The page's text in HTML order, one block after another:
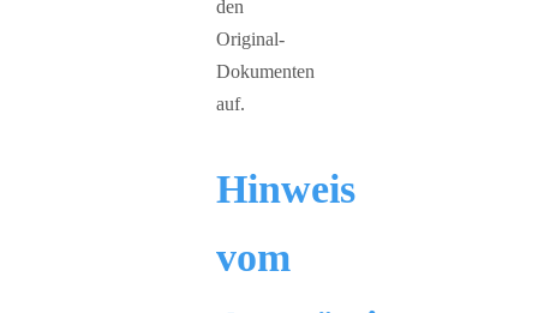
den
Original-
Dokumenten
auf.
Hinweis
vom